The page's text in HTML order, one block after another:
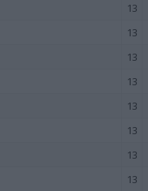
13
13
13
13
13
13
13
13